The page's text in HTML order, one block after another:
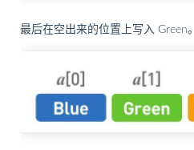
最后在空出来的位置上写入 Green。